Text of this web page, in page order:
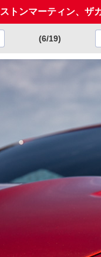
トンマーティン、ザ
(6/19)